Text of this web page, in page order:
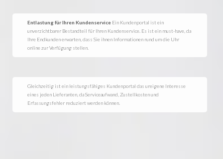
Funktionen
Entlastung für Ihren Kundenservice Ein Kundenportal ist ein
unverzichtbarer Bestandteil für Ihren Kundenservice. Es ist ein must-have, da
Ihre Endkunden erwarten, dass Sie ihnen Informationen rund um die Uhr
online zur Verfügung stellen.
Gleichzeitig ist ein leistungsfähiges Kundenportal das ureigene Interesse
eines jeden Lieferanten, da Serviceaufwand, Zustellkosten und
Erfassungsfehler reduziert werden können.